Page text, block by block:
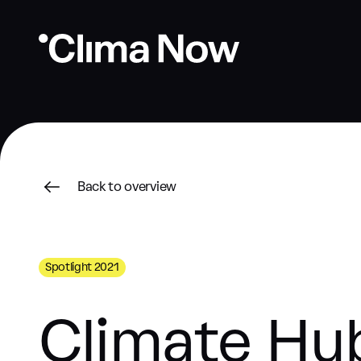
Back to overview
Spotlight 2021
Climate